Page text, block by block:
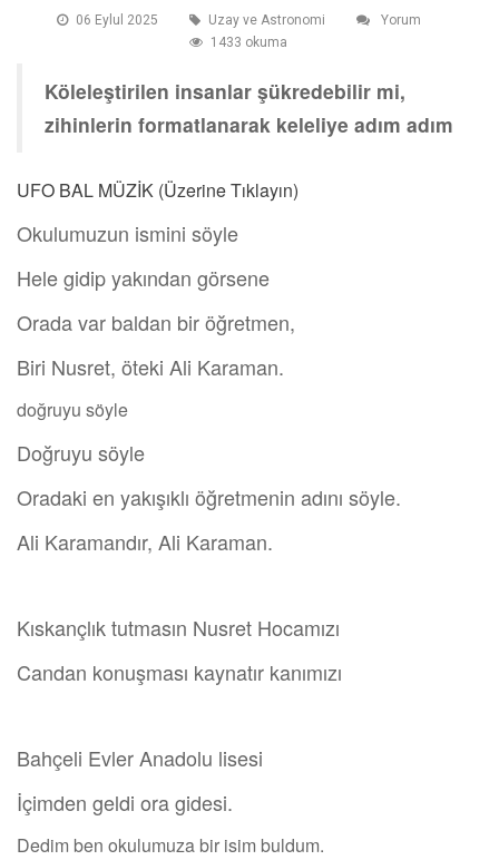
06 Eylul 2025 Uzay ve Astronomi
Yorum
1433 okuma
Köleleştirilen insanlar şükredebilir mi,
zihinlerin formatlanarak keleliye adım adım
UFO BAL MÜZİK (Üzerine Tıklayın)
Okulumuzun ismini söyle
Hele gidip yakından görsene
Orada var baldan bir öğretmen,
Biri Nusret, öteki Ali Karaman.
doğruyu söyle
Doğruyu söyle
Oradaki en yakışıklı öğretmenin adını söyle.
Ali Karamandır, Ali Karaman.
Kıskançlık tutmasın Nusret Hocamızı
Candan konuşması kaynatır kanımızı
Bahçeli Evler Anadolu lisesi
İçimden geldi ora gidesi.
Dedim ben okulumuza bir isim buldum.